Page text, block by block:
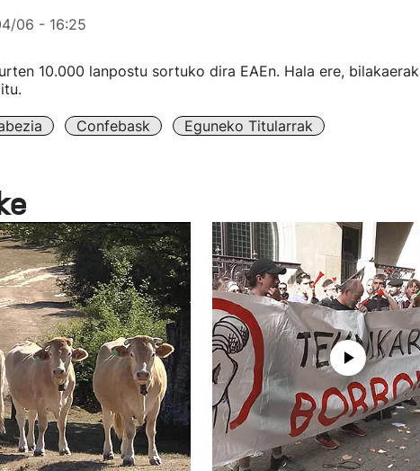
06 - 16:25
10.000 lanpostu sortuko dira EAEn. Hala ere, bilakaerak
Confebask Eguneko Titularrak